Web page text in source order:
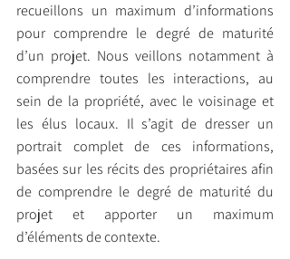
recueillons un maximum d’informations
pour comprendre le degré de maturité
d’un projet. Nous veillons notamment à
comprendre toutes les interactions, au
sein de la propriété, avec le voisinage et
les élus locaux. Il s’agit de dresser un
portrait complet de ces informations,
basées sur les récits des propriétaires afin
de comprendre le degré de maturité du
projet et apporter un maximum
d’éléments de contexte.